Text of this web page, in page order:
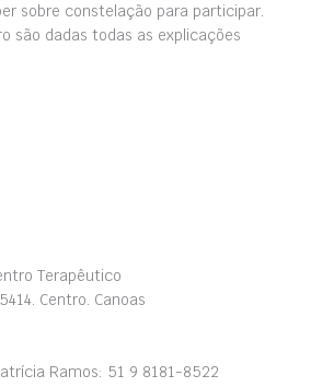
sobre constelação para participar.
são dadas todas as explicações
Terapêutico
Centro. Canoas
Ramos: 51 9 8181-8522